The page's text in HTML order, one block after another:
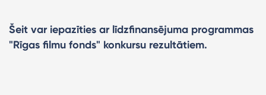
Šeit var iepazīties ar līdzfinansējuma programmas
"Rīgas filmu fonds" konkursu rezultātiem.